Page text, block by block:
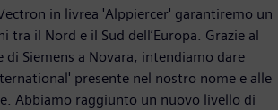
in livrea 'Alppiercer' garantiremo un
tra il Nord e il Sud dell’Europa. Grazie al
di Siemens a Novara, intendiamo dare
presente nel nostro nome e alle
Abbiamo raggiunto un nuovo livello di